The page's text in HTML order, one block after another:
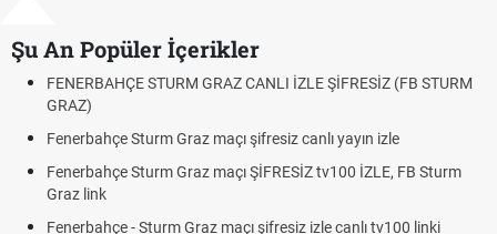
Şu An Popüler İçerikler
STURM GRAZ CANLI İZLE ŞİFRESİZ (FB STURM
Sturm Graz maçı şifresiz canlı yayın izle
Sturm Graz maçı ŞİFRESİZ tv100 İZLE, FB Sturm
- Sturm Graz maçı şifresiz izle canlı tv100 linki
Fındık